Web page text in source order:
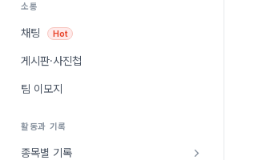
소통
채팅 Hot
게시판·사진첩
팀 이모지
활동과 기록
종목별 기록